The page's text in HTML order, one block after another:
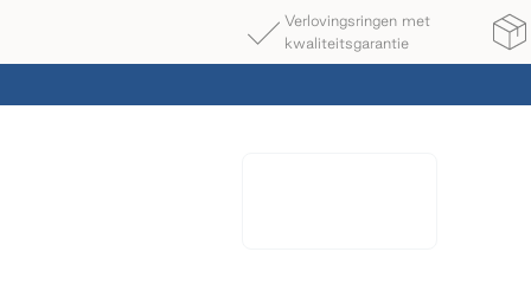
Verlovingsringen met
kwaliteitsgarantie